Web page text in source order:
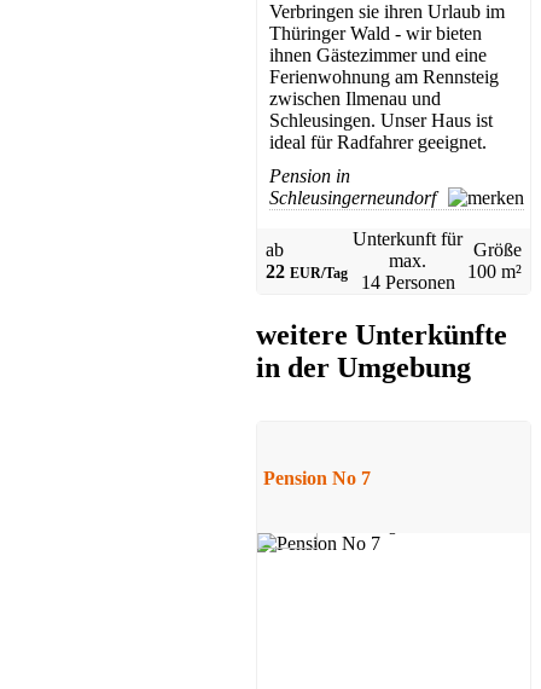
Verbringen sie ihren Urlaub im
Thüringer Wald - wir bieten
ihnen Gästezimmer und eine
Ferienwohnung am Rennsteig
zwischen Ilmenau und
Schleusingen. Unser Haus ist
ideal für Radfahrer geeignet.
Pension in
Schleusingerneundorf
ab
22 EUR/Tag
Unterkunft für
max.
14 Personen
Größe
100 m²
weitere Unterkünfte
in der Umgebung
Pension No 7